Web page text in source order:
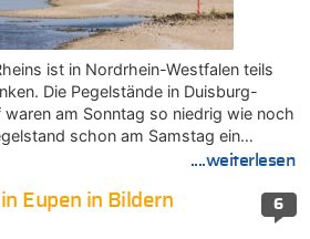
ist in Nordrhein-Westfalen teils
Die Pegelstände in Duisburg-
am Sonntag so niedrig wie noch
schon am Samstag ein…
....weiterlesen
6
Eupen in Bildern